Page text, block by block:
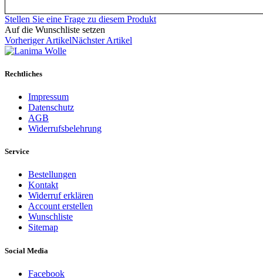
Stellen Sie eine Frage zu diesem Produkt
Auf die Wunschliste setzen
Vorheriger ArtikelNächster Artikel
Rechtliches
Impressum
Datenschutz
AGB
Widerrufsbelehrung
Service
Bestellungen
Kontakt
Widerruf erklären
Account erstellen
Wunschliste
Sitemap
Social Media
Facebook